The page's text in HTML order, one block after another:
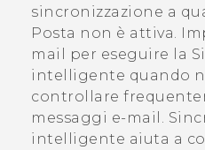
Accessori e dispositivi HTC
Accesso
sincronizzazione a
Posta non è attiva.
mail per eseguire la
intelligente quando
controllare
messaggi e-mail.
intelligente aiuta a